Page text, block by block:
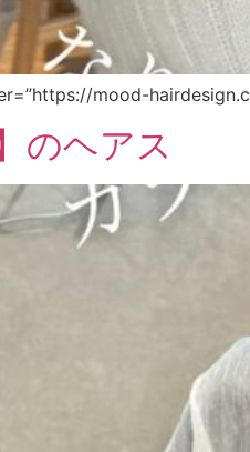
mood-
のヘアス